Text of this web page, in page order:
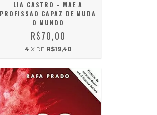
LIA CASTRO - MAE A
PROFISSAO CAPAZ DE MUDA
O MUNDO
R$70,00
4 X DE R$19,40